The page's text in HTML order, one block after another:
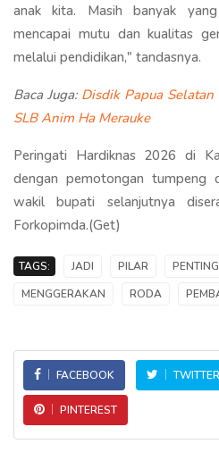
anak kita. Masih banyak
mencapai mutu dan kualitas
melalui pendidikan," tandasnya.
Baca Juga: Disdik Papua
SLB Anim Ha Merauke
Peringati Hardiknas 2026 di
dengan pemotongan
wakil bupati selanjutnya
Forkopimda.(Get)
TAGS: JADI PILAR PENTING
MENGGERAKAN
RODA
FACEBOOK TWITTER
PINTEREST